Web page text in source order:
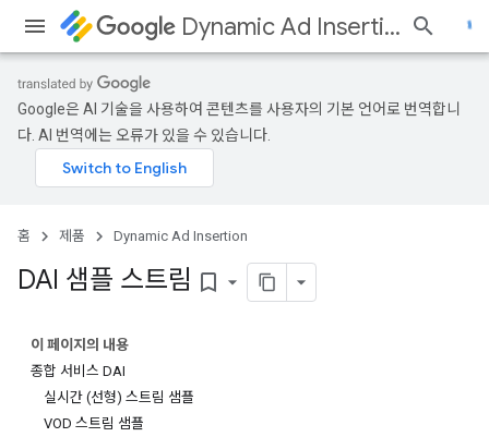
Dynamic Ad Insertion
Google은 AI 기술을 사용하여 콘텐츠를 사용자의 기본 언어로 번역합니
다. AI 번역에는 오류가 있을 수 있습니다.
홈 제품 Dynamic Ad Insertion
DAI 샘플 스트림 bookmark_border
이 페이지의 내용
종합 서비스 DAI
실시간 (선형) 스트림 샘플
VOD 스트림 샘플